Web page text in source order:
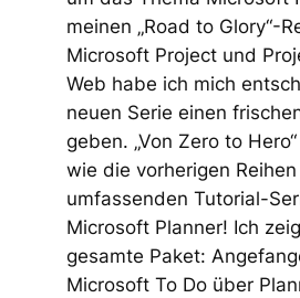
meinen „Road to Glory“-
Microsoft Project und
Web habe ich mich
neuen Serie einen
geben. „Von Zero to
wie die vorherigen
umfassenden Tutorial-
Microsoft Planner! Ich
gesamte Paket:
Microsoft To Do über